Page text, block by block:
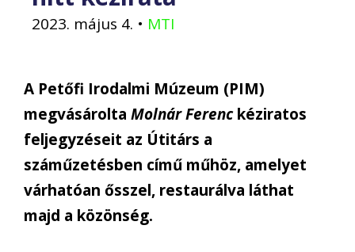
2023. május 4. • MTI
A Petőfi Irodalmi Múzeum (PIM)
megvásárolta Molnár Ferenckéziratos
feljegyzéseit az Útitárs a
száműzetésben című műhöz, amelyet
várhatóan ősszel, restaurálva láthat
majd a közönség.